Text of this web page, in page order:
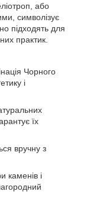
або
символізує
підходять для
практик.
Чорного
і
їх
вручну з
каменів і